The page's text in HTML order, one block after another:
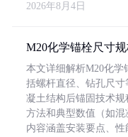
2026年8月4日
M20化学锚栓尺寸
本文详细解析M20化
括螺杆直径、钻孔尺
凝土结构后锚固技术规
方法和典型数值（如混
内容涵盖安装要点、